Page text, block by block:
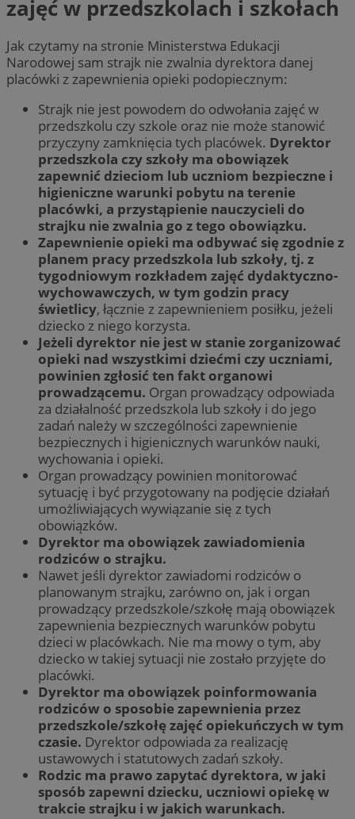
zajęć w przedszkolach i szkołach
Jak czytamy na stronie Ministerstwa Edukacji
Narodowej sam strajk nie zwalnia dyrektora danej
placówki z zapewnienia opieki podopiecznym:
Strajk nie jest powodem do odwołania zajęć w
przedszkolu czy szkole oraz nie może stanowić
przyczyny zamknięcia tych placówek. Dyrektor
przedszkola czy szkoły ma obowiązek
zapewnić dzieciom lub uczniom bezpieczne i
higieniczne warunki pobytu na terenie
placówki, a przystąpienie nauczycieli do
strajku nie zwalnia go z tego obowiązku.
Zapewnienie opieki ma odbywać się zgodnie z
planem pracy przedszkola lub szkoły, tj. z
tygodniowym rozkładem zajęć dydaktyczno-
wychowawczych, w tym godzin pracy
świetlicy, łącznie z zapewnieniem posiłku, jeżeli
dziecko z niego korzysta.
Jeżeli dyrektor nie jest w stanie zorganizować
opieki nad wszystkimi dziećmi czy uczniami,
powinien zgłosić ten fakt organowi
prowadzącemu. Organ prowadzący odpowiada
za działalność przedszkola lub szkoły i do jego
zadań należy w szczególności zapewnienie
bezpiecznych i higienicznych warunków nauki,
wychowania i opieki.
Organ prowadzący powinien monitorować
sytuację i być przygotowany na podjęcie działań
umożliwiających wywiązanie się z tych
obowiązków.
Dyrektor ma obowiązek zawiadomienia
rodziców o strajku.
Nawet jeśli dyrektor zawiadomi rodziców o
planowanym strajku, zarówno on, jak i organ
prowadzący przedszkole/szkołę mają obowiązek
zapewnienia bezpiecznych warunków pobytu
dzieci w placówkach. Nie ma mowy o tym, aby
dziecko w takiej sytuacji nie zostało przyjęte do
placówki.
Dyrektor ma obowiązek poinformowania
rodziców o sposobie zapewnienia przez
przedszkole/szkołę zajęć opiekuńczych w tym
czasie. Dyrektor odpowiada za realizację
ustawowych i statutowych zadań szkoły.
Rodzic ma prawo zapytać dyrektora, w jaki
sposób zapewni dziecku, uczniowi opiekę w
trakcie strajku i w jakich warunkach.